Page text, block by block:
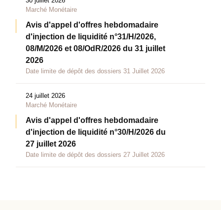
Marché Monétaire
Avis d'appel d'offres hebdomadaire
d'injection de liquidité n°31/H/2026,
08/M/2026 et 08/OdR/2026 du 31 juillet
2026
Date limite de dépôt des dossiers 31 Juillet 2026
24 juillet 2026
Marché Monétaire
Avis d'appel d'offres hebdomadaire
d'injection de liquidité n°30/H/2026 du
27 juillet 2026
Date limite de dépôt des dossiers 27 Juillet 2026